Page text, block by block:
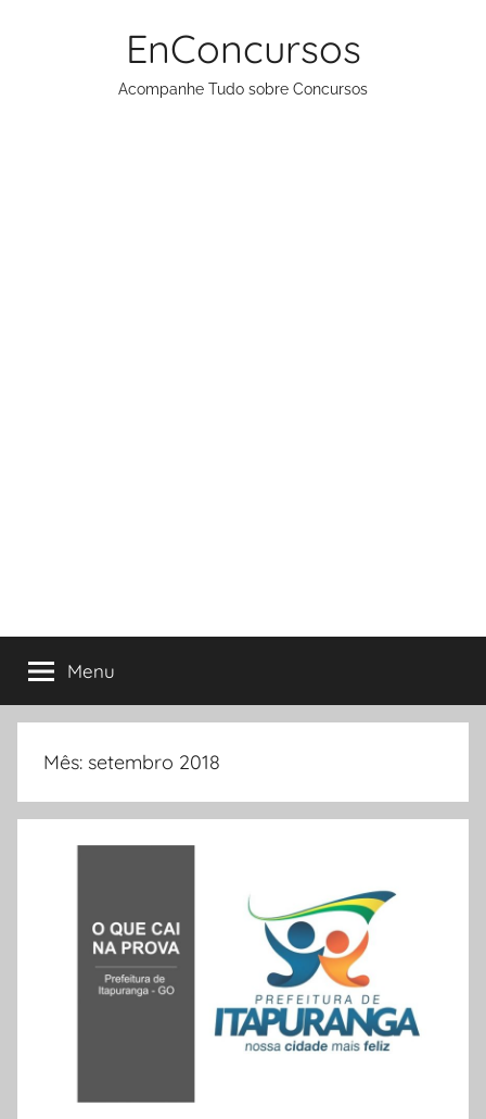
EnConcursos
Acompanhe Tudo sobre Concursos
Menu
Mês: setembro 2018